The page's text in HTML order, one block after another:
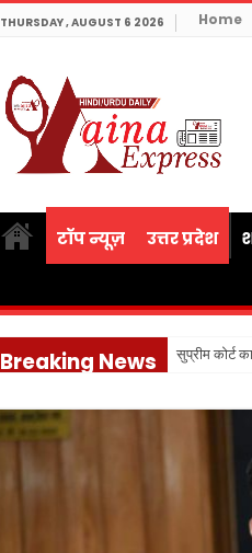
THURSDAY , AUGUST 6 2026 Home
टॉप न्यूज़ उत्तर प्रदेश
Breaking News सुप्रीम कोर्ट